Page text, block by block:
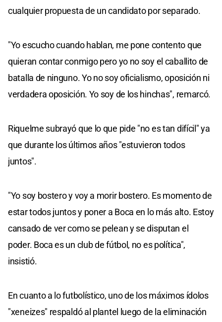
cualquier propuesta de un candidato por separado.
"Yo escucho cuando hablan, me pone contento que
quieran contar conmigo pero yo no soy el caballito de
batalla de ninguno. Yo no soy oficialismo, oposición ni
verdadera oposición. Yo soy de los hinchas", remarcó.
Riquelme subrayó que lo que pide "no es tan difícil" ya
que durante los últimos años "estuvieron todos
juntos".
"Yo soy bostero y voy a morir bostero. Es momento de
estar todos juntos y poner a Boca en lo más alto. Estoy
cansado de ver como se pelean y se disputan el
poder. Boca es un club de fútbol, no es política",
insistió.
En cuanto a lo futbolístico, uno de los máximos ídolos
"xeneizes" respaldó al plantel luego de la eliminación